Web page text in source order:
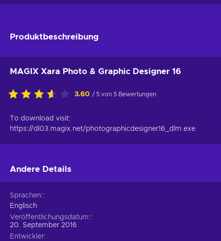
Produktbeschreibung
MAGIX Xara Photo & Graphic Designer 16
3.60 / 5 von 5 Bewertungen
To download visit:
https://dl03.magix.net/photographicdesigner16_dlm.exe
Andere Details
Sprachen:
Englisch
Veröffentlichungsdatum:
20. September 2016
Entwickler